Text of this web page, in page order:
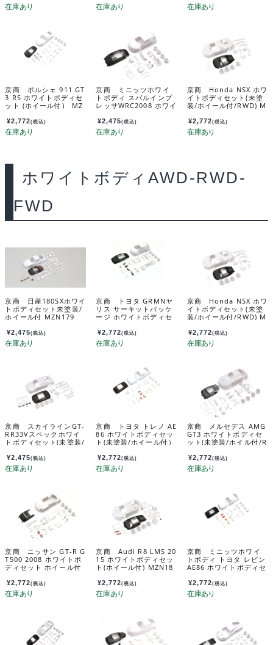
京商 ポルシェ 911 GT
3 RS ホワイトボディセ
ット (ホイール付) MZ
¥2,772(税込)
京商 ミニッツホワイ
トボディ スバルインプ
レッサWRC2008 ホワイ
ル付) MZN221
¥2,475(税込)
京商 Honda NSX ホワ
イトボディセット(未塗
装/ホイール付/RWD) M
¥2,772(税込)
ホワイトボディAWD-RWD-
FWD
京商 日産180SXホワイ
トボディセット未塗装/
ホイール付 MZN179
¥2,475(税込)
京商 トヨタ GRMNヤ
リス サーキットパッケ
ージ ホワイトボディセ
¥2,772(税込)
京商 Honda NSX ホワ
イトボディセット(未塗
装/ホイール付/RWD) M
¥2,772(税込)
京商 スカイラインGT-
RR33Vスペックホワイ
トボディセット(未塗装/
¥2,475(税込)
京商 トヨタ トレノ AE
86 ホワイトボディセッ
ト(未塗装/ホイール付）
¥2,772(税込)
京商 メルセデス AMG
GT3 ホワイトボディセ
ット(未塗装/ホイル付/R
¥2,772(税込)
京商 ニッサン GT-R G
T500 2008 ホワイトボ
ディセット ホイール付
¥2,772(税込)
京商 Audi R8 LMS 20
15 ホワイトボディセッ
ト(ホイール付) MZN18
¥2,772(税込)
京商 ミニッツホワイ
トボディ トヨタ レビン
AE86 ホワイトボディセ
付） MZN224
¥2,772(税込)